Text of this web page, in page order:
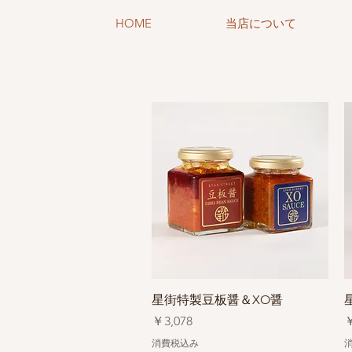
HOME 当店について
クイックビュー
星街特製豆板醤＆XO醤
価格
￥3,078
消費税込み